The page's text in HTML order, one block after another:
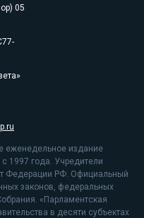
05
еженедельное издание
1997 года. Учредители
Федерации РФ. Официальный
законов, федеральных
«Парламентская
в десяти субъектах